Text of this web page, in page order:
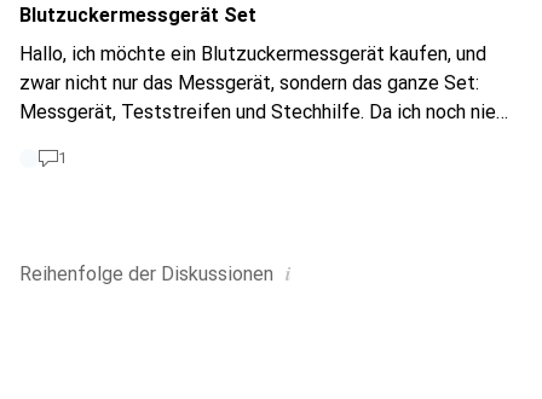
Blutzuckermessgerät Set
Hallo, ich möchte ein Blutzuckermessgerät kaufen, und
zwar nicht nur das Messgerät, sondern das ganze Set:
Messgerät, Teststreifen und Stechhilfe. Da ich noch nie
Ahnung, welche Marke besser ist und warum. Ich wäre für
1
Reihenfolge der Diskussionen i